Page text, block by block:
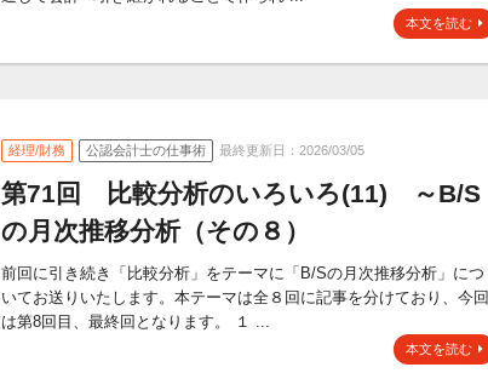
本文を読む
経理/財務 公認会計士の仕事術 最終更新日：2026/03/05
第71回 比較分析のいろいろ(11) ～B/S
の月次推移分析（その８）
前回に引き続き「比較分析」をテーマに「B/Sの月次推移分析」につ
いてお送りいたします。本テーマは全８回に記事を分けており、今回
は第8回目、最終回となります。 １ ...
本文を読む